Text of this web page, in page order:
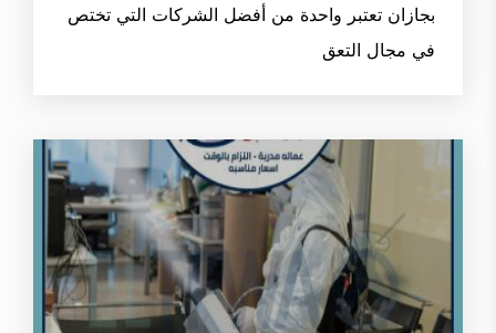
بجازان تعتبر واحدة من أفضل الشركات التي تختص
في مجال التعق